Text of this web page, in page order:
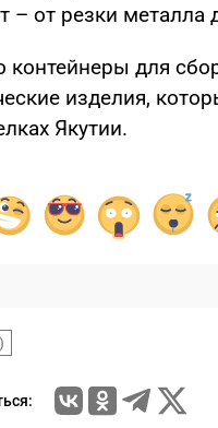
от резки металла
контейнеры для
изделия,
Якутии.